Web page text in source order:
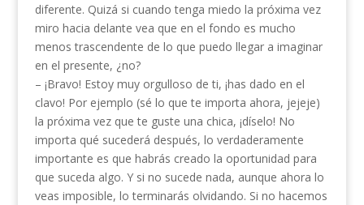
diferente. Quizá si cuando tenga miedo la próxima vez
miro hacia delante vea que en el fondo es mucho
menos trascendente de lo que puedo llegar a imaginar
en el presente, ¿no?
– ¡Bravo! Estoy muy orgulloso de ti, ¡has dado en el
clavo! Por ejemplo (sé lo que te importa ahora, jejeje)
la próxima vez que te guste una chica, ¡díselo! No
importa qué sucederá después, lo verdaderamente
importante es que habrás creado la oportunidad para
que suceda algo. Y si no sucede nada, aunque ahora lo
veas imposible, lo terminarás olvidando. Si no hacemos